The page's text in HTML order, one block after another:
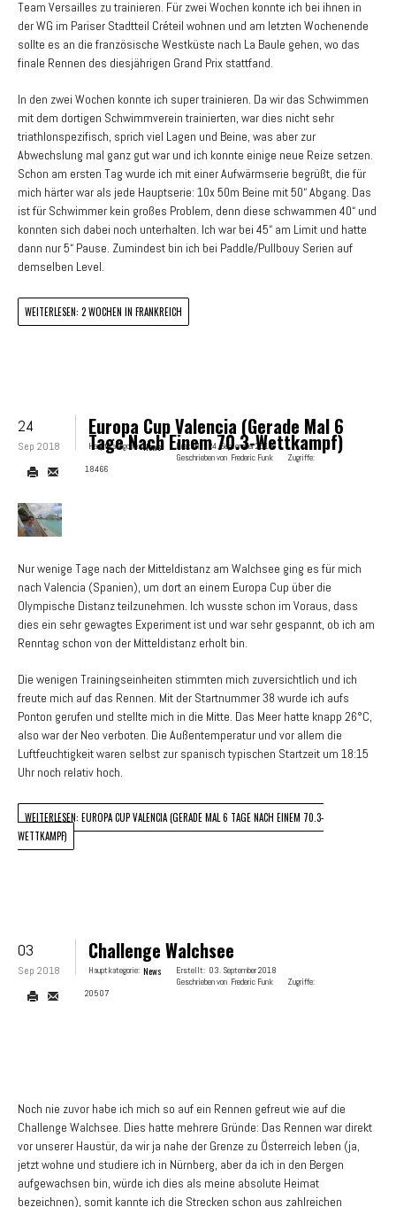
Team Versailles zu trainieren. Für zwei Wochen konnte ich bei ihnen in
der WG im Pariser Stadtteil Créteil wohnen und am letzten Wochenende
sollte es an die französische Westküste nach La Baule gehen, wo das
finale Rennen des diesjährigen Grand Prix stattfand.
In den zwei Wochen konnte ich super trainieren. Da wir das Schwimmen
mit dem dortigen Schwimmverein trainierten, war dies nicht sehr
triathlonspezifisch, sprich viel Lagen und Beine, was aber zur
Abwechslung mal ganz gut war und ich konnte einige neue Reize setzen.
Schon am ersten Tag wurde ich mit einer Aufwärmserie begrüßt, die für
mich härter war als jede Hauptserie: 10x 50m Beine mit 50“ Abgang. Das
ist für Schwimmer kein großes Problem, denn diese schwammen 40“ und
konnten sich dabei noch unterhalten. Ich war bei 45“ am Limit und hatte
dann nur 5“ Pause. Zumindest bin ich bei Paddle/Pullbouy Serien auf
demselben Level.
WEITERLESEN: 2 WOCHEN IN FRANKREICH
24
Sep 2018
Europa Cup Valencia (gerade Mal 6
Tage Nach Einem 70.3-Wettkampf)
Hauptkategorie: News Erstellt:
24. September 2018
Geschrieben von Frederic Funk
Zugriffe:
18466
Nur wenige Tage nach der Mitteldistanz am Walchsee ging es für mich
nach Valencia (Spanien), um dort an einem Europa Cup über die
Olympische Distanz teilzunehmen. Ich wusste schon im Voraus, dass
dies ein sehr gewagtes Experiment ist und war sehr gespannt, ob ich am
Renntag schon von der Mitteldistanz erholt bin.
Die wenigen Trainingseinheiten stimmten mich zuversichtlich und ich
freute mich auf das Rennen. Mit der Startnummer 38 wurde ich aufs
Ponton gerufen und stellte mich in die Mitte. Das Meer hatte knapp 26°C,
also war der Neo verboten. Die Außentemperatur und vor allem die
Luftfeuchtigkeit waren selbst zur spanisch typischen Startzeit um 18:15
Uhr noch relativ hoch.
WEITERLESEN: EUROPA CUP VALENCIA (GERADE MAL 6 TAGE NACH EINEM 70.3-
WETTKAMPF)
03
Sep 2018
Challenge Walchsee
Hauptkategorie: News Erstellt: 03. September 2018
Geschrieben von Frederic Funk
Zugriffe:
20507
Noch nie zuvor habe ich mich so auf ein Rennen gefreut wie auf die
Challenge Walchsee. Dies hatte mehrere Gründe: Das Rennen war direkt
vor unserer Haustür, da wir ja nahe der Grenze zu Österreich leben (ja,
jetzt wohne und studiere ich in Nürnberg, aber da ich in den Bergen
aufgewachsen bin, würde ich dies als meine absolute Heimat
bezeichnen), somit kannte ich die Strecken schon aus zahlreichen